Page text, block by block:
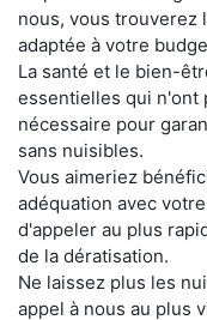
nous, vous trouverez
adaptée à votre
La santé et le bien-
essentielles qui n'ont
nécessaire pour
sans nuisibles.
Vous aimeriez
adéquation avec
d'appeler au plus
de la dératisation.
Ne laissez plus les
appel à nous au plus